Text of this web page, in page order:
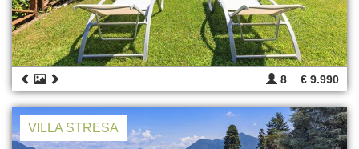
8 € 9.990
VILLA STRESA